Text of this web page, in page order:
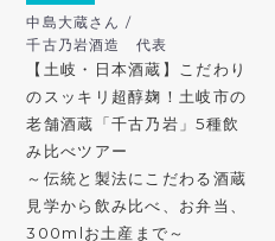
中島大蔵さん /
千古乃岩酒造 代表
【土岐・日本酒蔵】こだわり
のスッキリ超醇麹！土岐市の
老舗酒蔵「千古乃岩」5種飲
み比べツアー
～伝統と製法にこだわる酒蔵
見学から飲み比べ、お弁当、
300mlお土産まで～